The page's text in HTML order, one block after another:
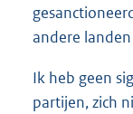
andere
Ik heb geen
partijen, zich